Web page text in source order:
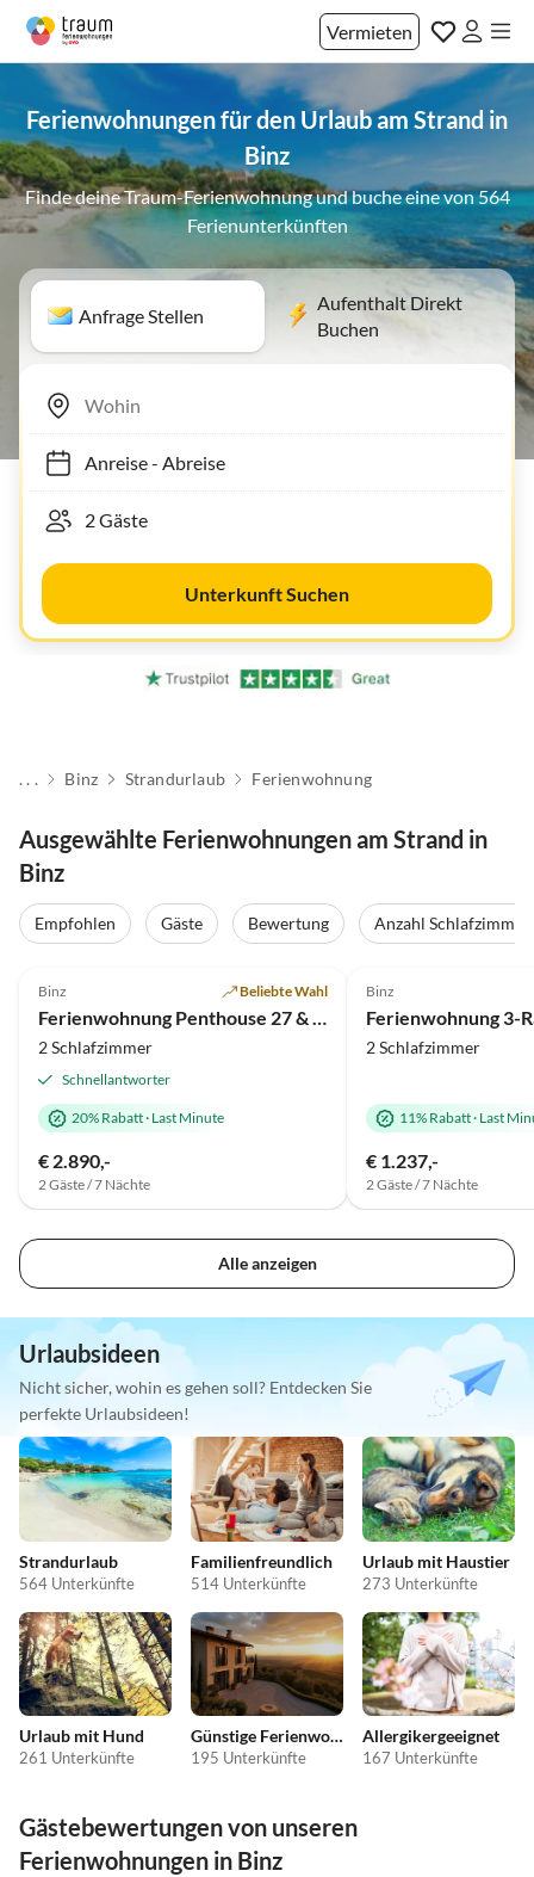
Vermieten
Ferienwohnungen für den Urlaub am Strand in
Binz
Finde deine Traum-Ferienwohnung und buche eine von 564
Ferienunterkünften
Anfrage Stellen
Aufenthalt Direkt
Buchen
Anreise- Abreise
Unterkunft Suchen
. . . Binz Strandurlaub Ferienwohnung
Ausgewählte Ferienwohnungen am Strand in
Binz
Empfohlen Gäste Bewertung Anzahl Schlafzimmer
Binz Beliebte Wahl
2 Schlafzimmer
Schnellantworter
20% Rabatt· Last Minute
€ 2.890,-
2 Gäste / 7 Nächte
Binz
2 Schlafzimmer
11% Rabatt· Last
€ 1.237,-
2 Gäste / 7 Nächte
Alle anzeigen
Urlaubsideen
Nicht sicher, wohin es gehen soll? Entdecken Sie
perfekte Urlaubsideen!
Strandurlaub
564 Unterkünfte
Familienfreundlich
514 Unterkünfte
Urlaub mit Haustier
273 Unterkünfte
Urlaub mit Hund
261 Unterkünfte
Günstige Ferienwohnungen
195 Unterkünfte
Allergikergeeignet
167 Unterkünfte
Gästebewertungen von unseren
Ferienwohnungen in Binz